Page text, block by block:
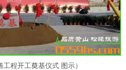
工程开工奠基仪式 图示）